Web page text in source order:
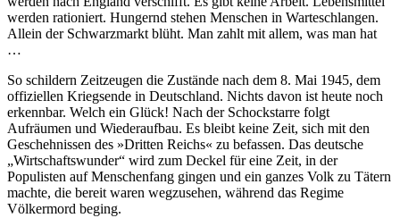
werden rationiert. Hungernd stehen Menschen in Warteschlangen.
Allein der Schwarzmarkt blüht. Man zahlt mit allem, was man hat
…
So schildern Zeitzeugen die Zustände nach dem 8. Mai 1945, dem
offiziellen Kriegsende in Deutschland. Nichts davon ist heute noch
erkennbar. Welch ein Glück! Nach der Schockstarre folgt
Aufräumen und Wiederaufbau. Es bleibt keine Zeit, sich mit den
Geschehnissen des »Dritten Reichs« zu befassen. Das deutsche
Wirtschaftswunder
wird zum Deckel für eine Zeit, in der
Populisten auf Menschenfang gingen und ein ganzes Volk zu Tätern
machte, die bereit waren wegzusehen, während das Regime
Völkermord beging.